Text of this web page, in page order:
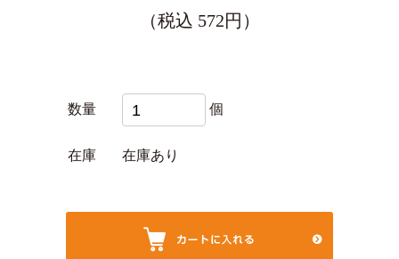
（税込 572円）
数量 個
在庫 在庫あり